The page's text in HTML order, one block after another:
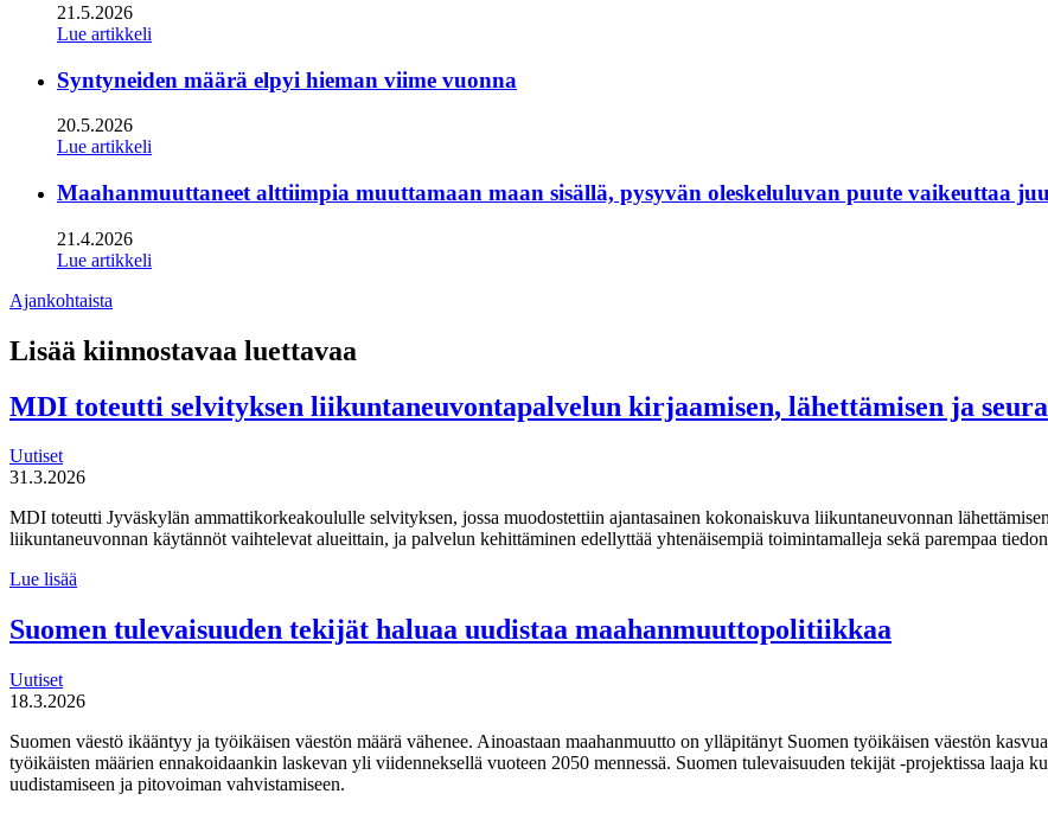
21.5.2026
Lue artikkeli
Syntyneiden määrä elpyi hieman viime vuonna
20.5.2026
Lue artikkeli
Maahanmuuttaneet alttiimpia muuttamaan maan sisällä, pysyvän oleskeluluvan puute vaikeuttaa
21.4.2026
Lue artikkeli
Ajankohtaista
Lisää kiinnostavaa luettavaa
MDI toteutti selvityksen liikuntaneuvontapalvelun kirjaamisen, lähettämisen ja
Uutiset
31.3.2026
MDI toteutti Jyväskylän ammattikorkeakoululle selvityksen, jossa muodostettiin ajantasainen kokonaiskuva liikuntaneuvonnan
liikuntaneuvonnan käytännöt vaihtelevat alueittain, ja palvelun kehittäminen edellyttää yhtenäisempiä toimintamalleja sekä parempaa
Lue lisää
liikuntaneuvontapalvelun
kirjaamisen,
seurannan
Suomen tulevaisuuden tekijät haluaa uudistaa maahanmuuttopolitiikkaa
Uutiset
18.3.2026
Suomen väestö ikääntyy ja työikäisen väestön määrä vähenee. Ainoastaan maahanmuutto on ylläpitänyt Suomen työikäisen väestön
työikäisten määrien ennakoidaankin laskevan yli viidenneksellä vuoteen 2050 mennessä. Suomen tulevaisuuden tekijät -projektissa laaja
uudistamiseen ja pitovoiman vahvistamiseen.